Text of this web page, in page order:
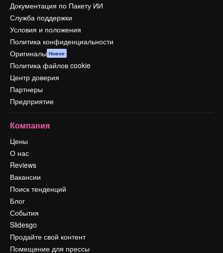
Документация по Пакету ИИ
Служба поддержки
Условия и положения
Политика конфиденциальности
Оригиналы Новое
Политика файлов cookie
Центр доверия
Партнеры
Предприятие
Компания
Цены
О нас
Reviews
Вакансии
Поиск тенденций
Блог
События
Slidesgo
Продайте свой контент
Помещение для прессы